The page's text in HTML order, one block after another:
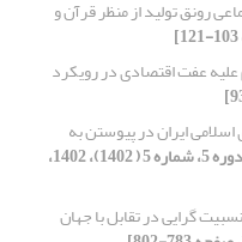
رونق تولید از منظر قرآن و
علیه عفت اقتصادی در رویکرد
ایران در پیوستن به
[دوره 5، شماره 5 ( 1402)، 1402،
گرایی در تقابل با جهان